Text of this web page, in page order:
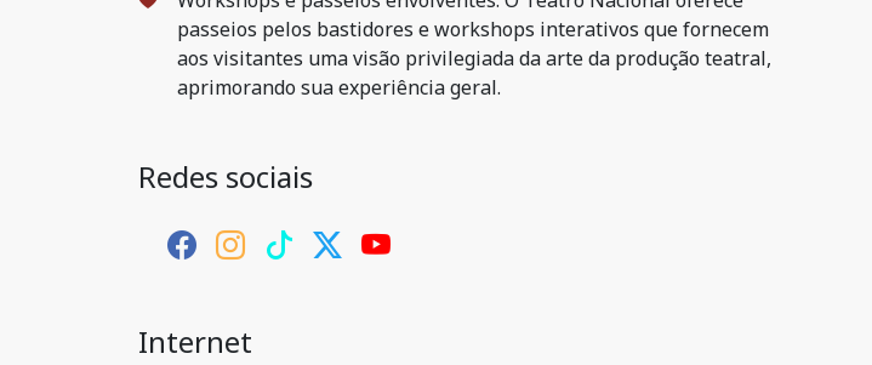
passeios pelos bastidores e workshops interativos que fornecem
aos visitantes uma visão privilegiada da arte da produção teatral,
aprimorando sua experiência geral.
Redes sociais
Internet